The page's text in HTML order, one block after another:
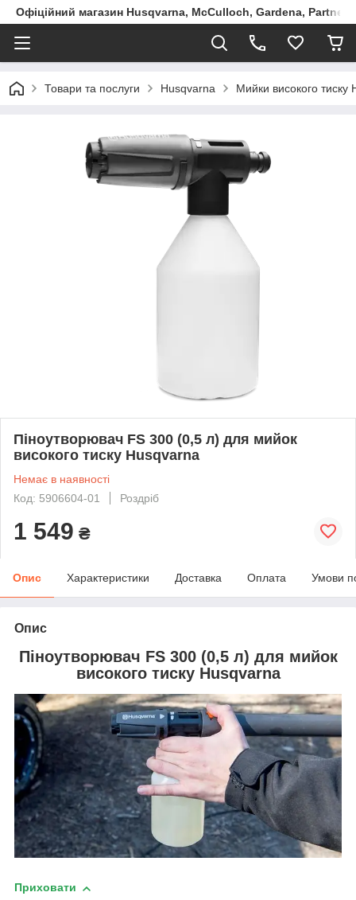
Офіційний магазин Husqvarna, McCulloch, Gardena, Partner
Товари та послуги Husqvarna Мийки високого тиску
Піноутворювач FS 300 (0,5 л) для мийок
високого тиску Husqvarna
Немає в наявності
Код: 5906604-01
Роздріб
1 549 ₴
Опис Характеристики Доставка Оплата Умови
Опис
Піноутворювач FS 300 (0,5 л) для мийок
високого тиску Husqvarna
Приховати